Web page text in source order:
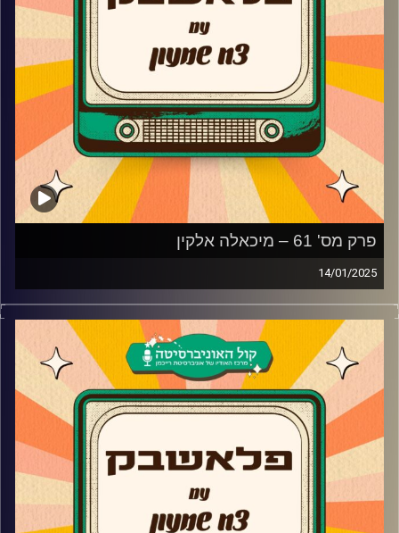
פרק מס' 61 – מיכאלה אלקין
14/01/2025
מיכאלה אלקין מגיעה לאולפן פלאשבק!
השחקנית שמגיל קטן על המסך שלנו וכבשה אותנו בראש
גדול מגיעה ומספרת את הסודות מאחורי העונה הראשונה, למה
היא לא המשיכה לעונה השנייה, האודישן לסדרה האי ומדוע
החליטה לקחת פסק זמן מקריירת המשחק ולהגשים את חלום
הילדות שלה וכיצד נולד המותג JIMMINI?
קרדיט תמונות:AudioVersity